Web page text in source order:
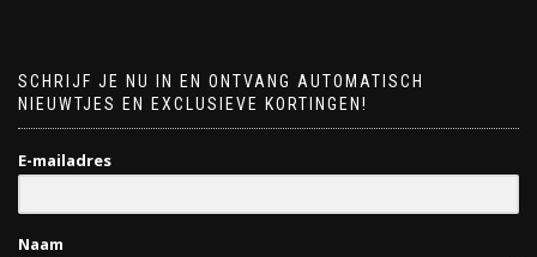
SCHRIJF JE NU IN EN ONTVANG AUTOMATISCH
NIEUWTJES EN EXCLUSIEVE KORTINGEN!
E-mailadres
Naam